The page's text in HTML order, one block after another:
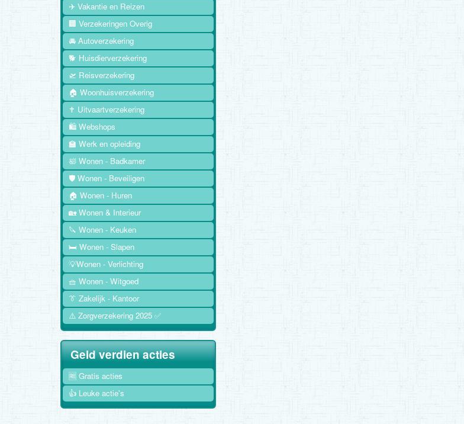
✈️ Vakantie en Reizen
🏢 Verzekeringen Overig
🚘 Autoverzekering
🐕 Huisdierverzekering
🛫 Reisverzekering
🏠 Woonhuisverzekering
✝️ Uitvaartverzekering
🛍️ Webshops
🏫 Werk en opleiding
🛀 Wonen - Badkamer
🛡️ Wonen - Beveiligen
🏠 Wonen - Huren
🏡 Wonen & Interieur
🔪 Wonen - Keuken
🛏️ Wonen - Slapen
💡Wonen - Verlichting
🧺 Wonen - Witgoed
👔 Zakelijk - Kantoor
⚠️ Zorgverzekering 2025 ✅
Geld verdien acties
🆓 Gratis acties
👍 Leuke actie's